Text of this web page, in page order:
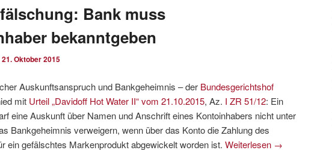
Bank muss
bekanntgeben
21. Oktober 2015
Auskunftsanspruch und Bankgeheimnis – der Bundesgerichtshof
mit Urteil „Davidoff Hot Water II“ vom 21.10.2015, Az. I ZR 51/12: Ein
eine Auskunft über Namen und Anschrift eines Kontoinhabers nicht unter
Bankgeheimnis verweigern, wenn über das Konto die Zahlung des
ein gefälschtes Markenprodukt abgewickelt worden ist. Weiterlesen →